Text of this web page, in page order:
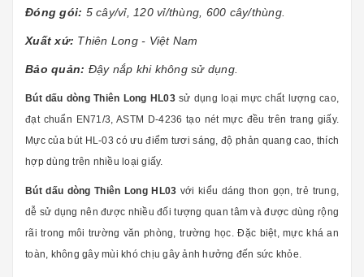
Đóng gói: 5 cây/vỉ, 120 vỉ/thùng, 600 cây/thùng.
Xuất xứ: Thiên Long - Việt Nam
Bảo quản: Đậy nắp khi không sử dụng.
Bút dấu dòng Thiên Long HL03sử dụng loại mực chất lượng cao,
đạt chuẩn EN71/3, ASTM D-4236 tạo nét mực đều trên trang giấy.
Mực của bút HL-03 có ưu điểm tươi sáng, độ phản quang cao, thích
hợp dùng trên nhiều loại giấy.
Bút dấu dòng Thiên Long HL03 với kiểu dáng thon gọn, trẻ trung,
dễ sử dụng nên được nhiều đối tượng quan tâm và được dùng rộng
rãi trong môi trường văn phòng, trường học. Đặc biệt, mực khá an
toàn, không gây mùi khó chịu gây ảnh hưởng đến sức khỏe.